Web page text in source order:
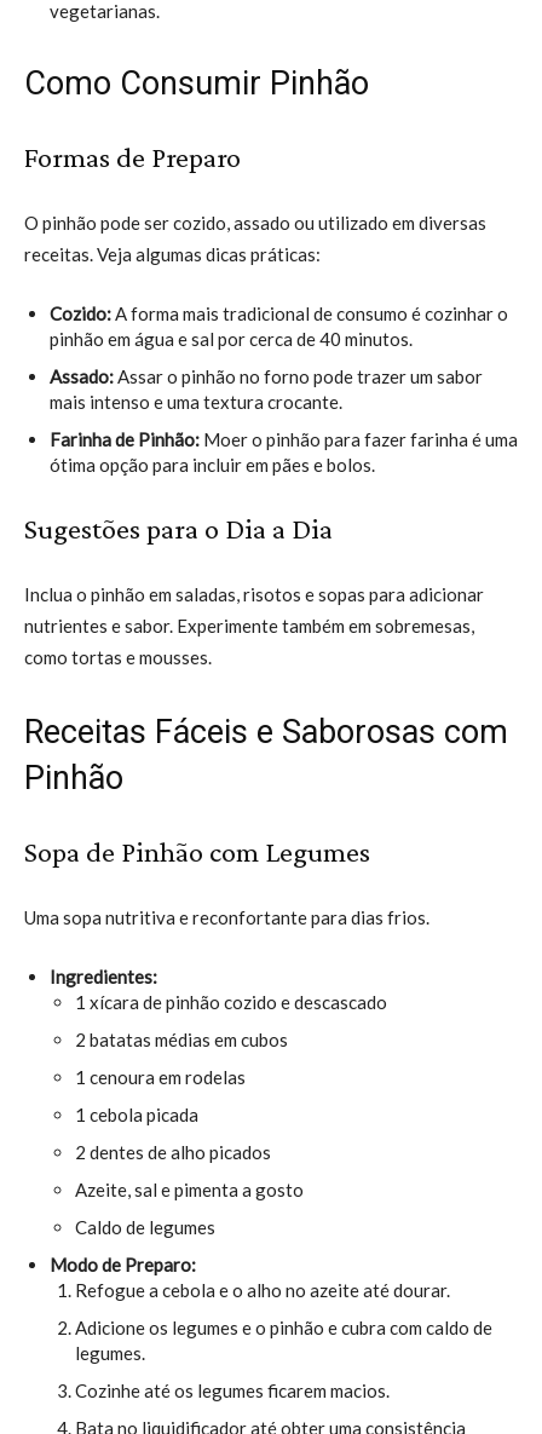
vegetarianas.
Como Consumir Pinhão
Formas de Preparo
O pinhão pode ser cozido, assado ou utilizado em diversas
receitas. Veja algumas dicas práticas:
Cozido:A forma mais tradicional de consumo é cozinhar o
pinhão em água e sal por cerca de 40 minutos.
Assado:Assar o pinhão no forno pode trazer um sabor
mais intenso e uma textura crocante.
Farinha de Pinhão: Moer o pinhão para fazer farinha é uma
ótima opção para incluir em pães e bolos.
Sugestões para o Dia a Dia
Inclua o pinhão em saladas, risotos e sopas para adicionar
nutrientes e sabor. Experimente também em sobremesas,
como tortas e mousses.
Receitas Fáceis e Saborosas com
Pinhão
Sopa de Pinhão com Legumes
Uma sopa nutritiva e reconfortante para dias frios.
Ingredientes:
1 xícara de pinhão cozido e descascado
2 batatas médias em cubos
1 cenoura em rodelas
1 cebola picada
2 dentes de alho picados
Azeite, sal e pimenta a gosto
Caldo de legumes
Modo de Preparo:
Refogue a cebola e o alho no azeite até dourar.
Adicione os legumes e o pinhão e cubra com caldo de
legumes.
Cozinhe até os legumes ficarem macios.
Bata no liquidificador até obter uma consistência